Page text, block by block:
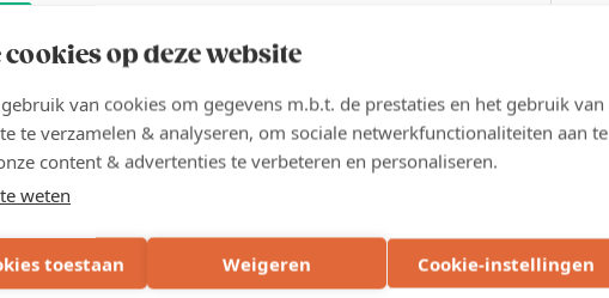
cookies op deze website
van cookies om gegevens m.b.t. de prestaties en het gebruik van
te verzamelen & analyseren, om sociale netwerkfunctionaliteiten aan te
content & advertenties te verbeteren en personaliseren.
weten
toestaan Weigeren Cookie-instellingen